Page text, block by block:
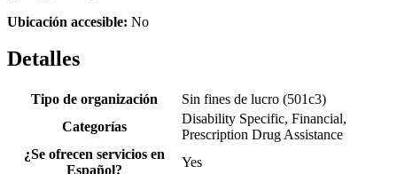
Ubicación accesible: No
Detalles
Tipo de organización
Sin fines de lucro (501c3)
Categorías
Disability Specific, Financial,
Prescription Drug Assistance
¿Se ofrecen servicios en
Español?
Yes